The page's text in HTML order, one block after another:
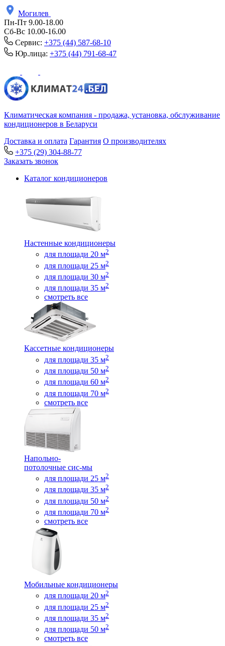
Могилев
Пн-Пт 9.00-18.00
Сб-Вс 10.00-16.00
Сервис: +375 (44) 587-68-10
Юр.лица: +375 (44) 791-68-47
Климатическая компания - продажа, установка, обслуживание
кондиционеров в Беларуси
Доставка и оплата Гарантия О производителях
+375 (29) 304-88-77
Заказать звонок
Каталог кондиционеров
Настенные кондиционеры
для площади 20 м2
для площади 25 м2
для площади 30 м2
для площади 35 м2
смотреть все
Кассетные кондиционеры
для площади 35 м2
для площади 50 м2
для площади 60 м2
для площади 70 м2
смотреть все
Напольно-
потолочные сис-мы
для площади 25 м2
для площади 35 м2
для площади 50 м2
для площади 70 м2
смотреть все
Мобильные кондиционеры
для площади 20 м2
для площади 25 м2
для площади 35 м2
для площади 50 м2
смотреть все